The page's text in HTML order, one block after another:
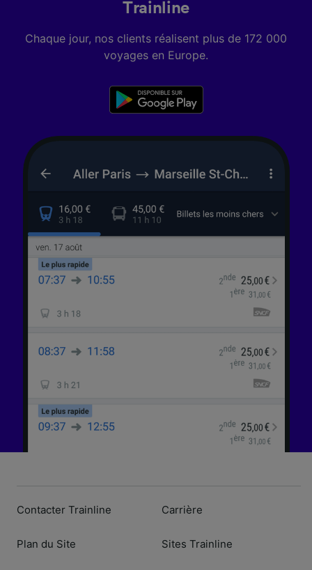
Trainline
Chaque jour, nos clients réalisent plus de 172 000
voyages en Europe.
Contacter Trainline
Plan du Site
Carrière
Sites Trainline